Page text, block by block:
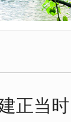
建正当